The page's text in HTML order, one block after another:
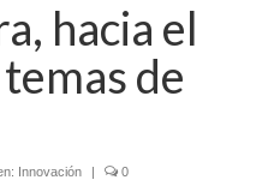
hacia el
de
Innovación | 0